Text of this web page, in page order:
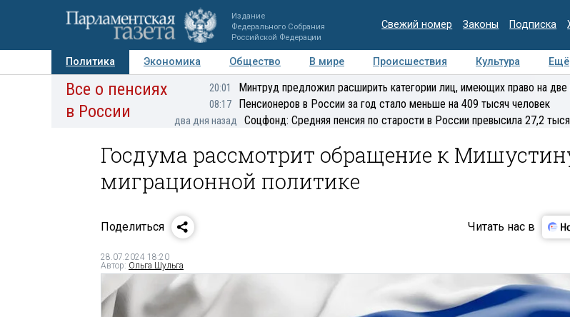
Издание
Федерального Собрания
Российской Федерации
Свежий номер Законы Подписка
Политика Экономика Общество В мире Происшествия Культура Ещё
Авторы Персоны Мнения Регионы Медиацентр Интервью Колумнисты
Все о пенсиях
в России
20:01 Минтруд предложил расширить категории лиц, имеющих право на две
08:17 Пенсионеров в России за год стало меньше на 409 тысяч человек
два дня назад Соцфонд: Средняя пенсия по старости в России превысила 27,2
Госдума рассмотрит обращение к
миграционной политике
Поделиться Читать нас в
28.07.2024 18:20
Автор: Ольга Шульга